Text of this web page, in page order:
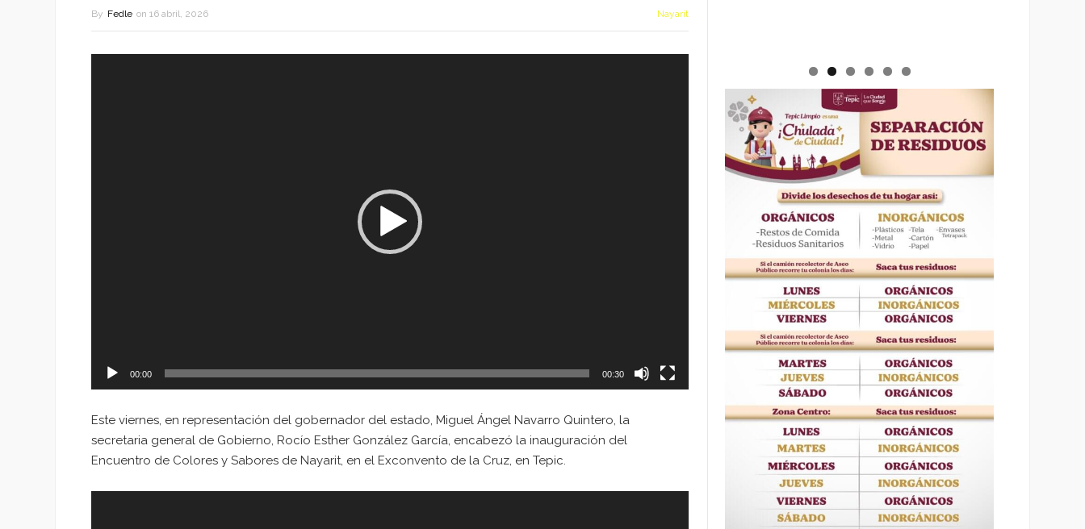
By Fedle on 16 abril, 2026 Nayarit
00:00 00:30
Este viernes, en representación del gobernador del estado, Miguel Ángel Navarro Quintero, la
secretaria general de Gobierno, Rocío Esther González García, encabezó la inauguración del
Encuentro de Colores y Sabores de Nayarit, en el Exconvento de la Cruz, en Tepic.